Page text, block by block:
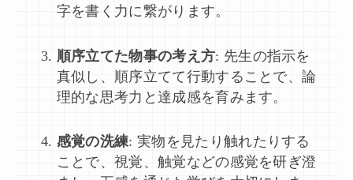
字を書く力に繋がります。
順序立てた物事の考え方: 先生の指示を
真似し、順序立てて行動することで、論
理的な思考力と達成感を育みます。
感覚の洗練: 実物を見たり触れたりする
ことで、視覚、触覚などの感覚を研ぎ澄